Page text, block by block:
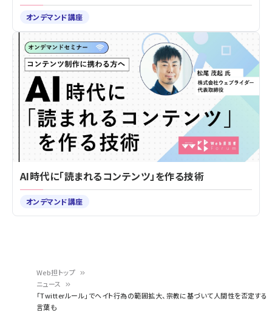
Web担トップ
ニュース
「Twitterルール」でヘイト行為の範囲拡大、宗教に基づいて人間性を否定する
言葉も
オンデマンド講座
AI時代に「読まれるコンテンツ」を作る技術
オンデマンド講座